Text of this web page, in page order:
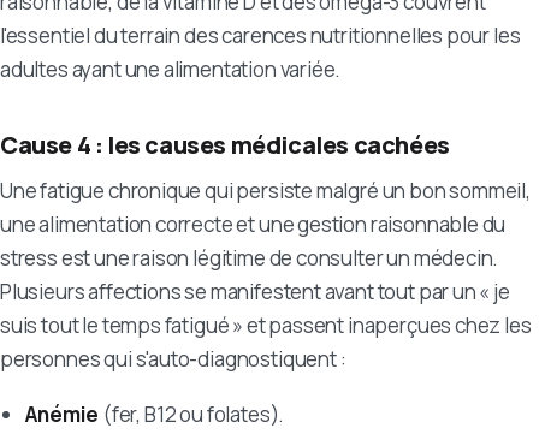
l'essentiel du terrain des carences nutritionnelles pour les
adultes ayant une alimentation variée.
Cause 4 : les causes médicales cachées
Une fatigue chronique qui persiste malgré un bon sommeil,
une alimentation correcte et une gestion raisonnable du
stress est une raison légitime de consulter un médecin.
Plusieurs affections se manifestent avant tout par un « je
suis tout le temps fatigué » et passent inaperçues chez les
personnes qui s'auto-diagnostiquent :
Anémie (fer, B12 ou folates).